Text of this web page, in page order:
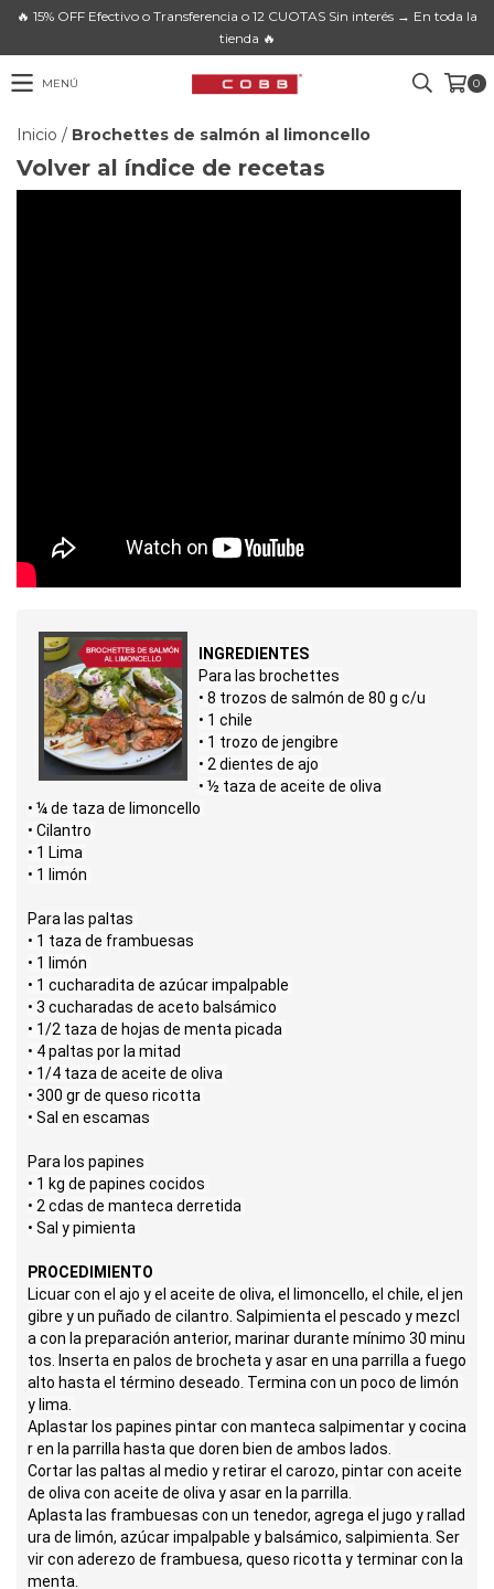
🔥 15% OFF Efectivo o Transferencia o 12 CUOTAS Sin interés → En toda la
tienda 🔥
MENÚ 0
Inicio / Brochettes de salmón al limoncello
Volver al índice de recetas
INGREDIENTES
Para las brochettes
• 8 trozos de salmón de 80 g c/u
• 1 chile
• 1 trozo de jengibre
• 2 dientes de ajo
• ½ taza de aceite de oliva
• ¼ de taza de limoncello
• Cilantro
• 1 Lima
• 1 limón
Para las paltas
• 1 taza de frambuesas
• 1 limón
• 1 cucharadita de azúcar impalpable
• 3 cucharadas de aceto balsámico
• 1/2 taza de hojas de menta picada
• 4 paltas por la mitad
• 1/4 taza de aceite de oliva
• 300 gr de queso ricotta
• Sal en escamas
Para los papines
• 1 kg de papines cocidos
• 2 cdas de manteca derretida
• Sal y pimienta
PROCEDIMIENTO
Licuar con el ajo y el aceite de oliva, el limoncello, el chile, el jen
gibre y un puñado de cilantro. Salpimienta el pescado y mezcl
a con la preparación anterior, marinar durante mínimo 30 minu
tos. Inserta en palos de brocheta y asar en una parrilla a fuego
alto hasta el término deseado. Termina con un poco de limón
y lima.
Aplastar los papines pintar con manteca salpimentar y cocina
r en la parrilla hasta que doren bien de ambos lados.
Cortar las paltas al medio y retirar el carozo, pintar con aceite
de oliva con aceite de oliva y asar en la parrilla.
Aplasta las frambuesas con un tenedor, agrega el jugo y rallad
ura de limón, azúcar impalpable y balsámico, salpimienta. Ser
vir con aderezo de frambuesa, queso ricotta y terminar con la
menta.